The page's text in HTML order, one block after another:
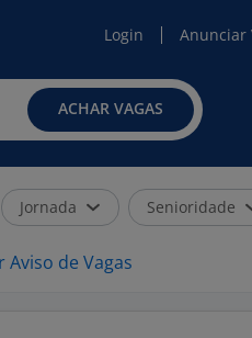
Login Anunciar
ACHAR VAGAS
Jornada Senioridade
Aviso de Vagas